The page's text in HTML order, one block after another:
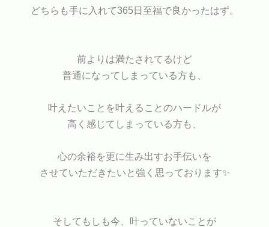
どちらも手に入れて365日至福で良かったはず。
前よりは満たされてるけど
普通になってしまっている方も、
叶えたいことを叶えることのハードルが
高く感じてしまっている方も、
心の余裕を更に生み出すお手伝いを
させていただきたいと強く思っております✨
そしてもしも今、叶っていないことが